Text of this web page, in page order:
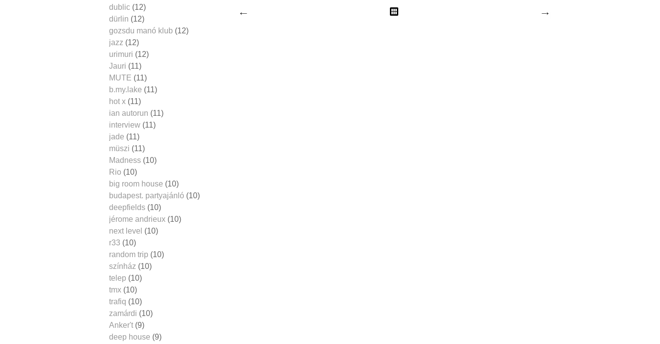
dublic (12)
dürlin (12)
gozsdu manó klub (12)
jazz (12)
urimuri (12)
Jauri (11)
MUTE (11)
b.my.lake (11)
hot x (11)
ian autorun (11)
interview (11)
jade (11)
müszi (11)
Madness (10)
Rio (10)
big room house (10)
budapest. partyajánló (10)
deepfields (10)
jérome andrieux (10)
next level (10)
r33 (10)
random trip (10)
színház (10)
telep (10)
tmx (10)
trafiq (10)
zamárdi (10)
Anker't (9)
deep house (9)